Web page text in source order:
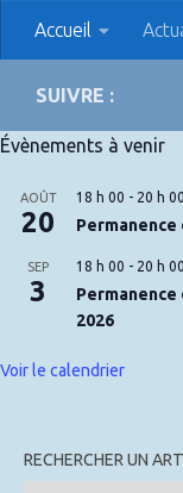
Skip to content
Accueil
SUIVRE :
Évènements à venir
AOÛT
20
18 h 00 - 20 h 00
Permanence
SEP
3
18 h 00 - 20 h 00
2026
Voir le calendrier
RECHERCHER UN